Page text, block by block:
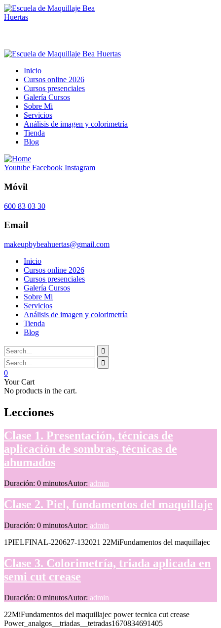
Inicio
Cursos online 2026
Cursos presenciales
Galería Cursos
Sobre Mi
Servicios
Análisis de imagen y colorimetría
Tienda
Blog
Youtube Facebook Instagram
Móvil
600 83 03 30
Email
makeupbybeahuertas@gmail.com
Inicio
Cursos online 2026
Cursos presenciales
Galería Cursos
Sobre Mi
Servicios
Análisis de imagen y colorimetría
Tienda
Blog
0
Your Cart
No products in the cart.
Lecciones
Clase 1. Presentación, técnicas de
aplicación de sombras, técnicas de
ahumados
Duración: 0 minutosAutor: admin
Clase 2. Piel, fundamentos del maquillaje
Duración: 0 minutosAutor: admin
1PIELFINAL-220627-132021 22MiFundamentos del maquillajec
Clase 3. Colorimetría, triada aplicada en
semi cut crease
Duración: 0 minutosAutor: admin
22MiFundamentos del maquillajec power tecnica cut crease
Power_analgos__triadas__tetradas1670834691405